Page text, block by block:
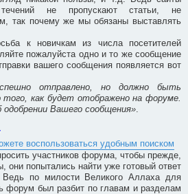
не пропускают статьи, не
так почему же мы обязаны выставлять
к новичкам из числа посетителей
пожалуйста одно и то же сообщение
вашего сообщения появляется вот
отправлено, но должно быть
того, как будет отображено на форуме.
Вашего сообщения».
воспользоваться удобным поиском
участников форума, чтобы прежде,
они попытались найти уже готовый ответ
по милости Великого Аллаха для
форум был разбит по главам и разделам